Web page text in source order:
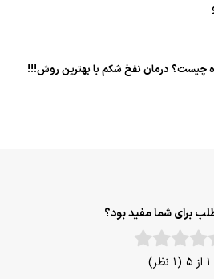
چیست؟ درمان نفخ شکم با بهترین روش!!!
برای شما مفید بود؟
1 از 5 (1 نظر)